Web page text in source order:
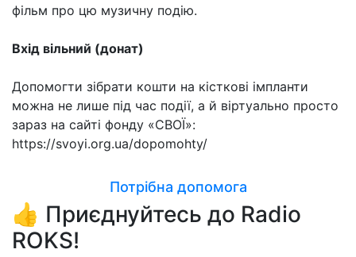
фільм про цю музичну подію.
Вхід вільний (донат)
Допомогти зібрати кошти на кісткові імпланти
можна не лише під час події, а й віртуально просто
зараз на сайті фонду «СВОЇ»:
https://svoyi.org.ua/dopomohty/
Потрібна допомога
👍 Приєднуйтесь до Radio
ROKS!